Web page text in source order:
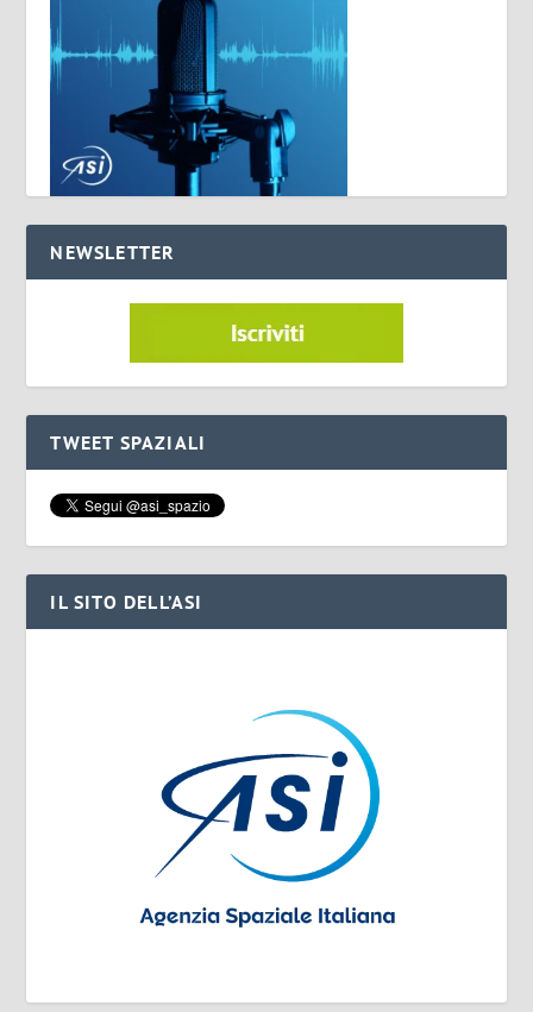
NEWSLETTER
TWEET SPAZIALI
IL SITO DELL’ASI